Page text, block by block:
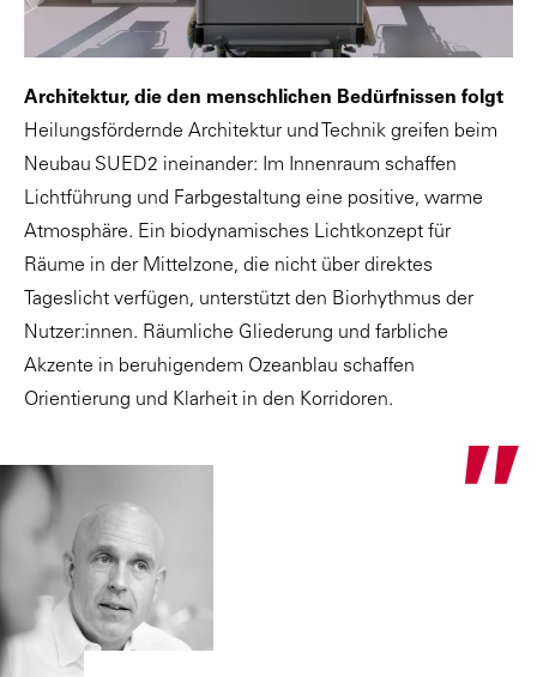
Architektur, die den menschlichen Bedürfnissen folgt
Heilungsfördernde Architektur und Technik greifen beim
Neubau SUED2 ineinander: Im Innenraum schaffen
Lichtführung und Farbgestaltung eine positive, warme
Atmosphäre. Ein biodynamisches Lichtkonzept für
Räume in der Mittelzone, die nicht über direktes
Tageslicht verfügen, unterstützt den Biorhythmus der
Nutzer:innen. Räumliche Gliederung und farbliche
Akzente in beruhigendem Ozeanblau schaffen
Orientierung und Klarheit in den Korridoren.
"